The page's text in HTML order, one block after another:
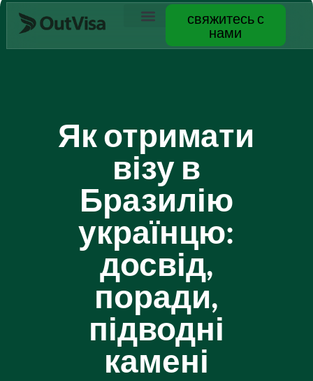
свяжитесь с
нами
Як отримати
візу в
Бразилію
українцю:
досвід,
поради,
підводні
камені